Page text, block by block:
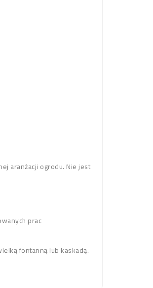
aranżacji ogrodu. Nie jest
prac
fontanną lub kaskadą.